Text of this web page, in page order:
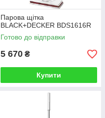
Парова щітка
BLACK+DECKER BDS1616R
Готово до відправки
5 670 ₴
Купити